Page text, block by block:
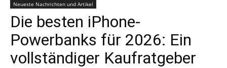
Neueste Nachrichten und Artikel
Die besten iPhone-
Powerbanks für 2026: Ein
vollständiger Kaufratgeber